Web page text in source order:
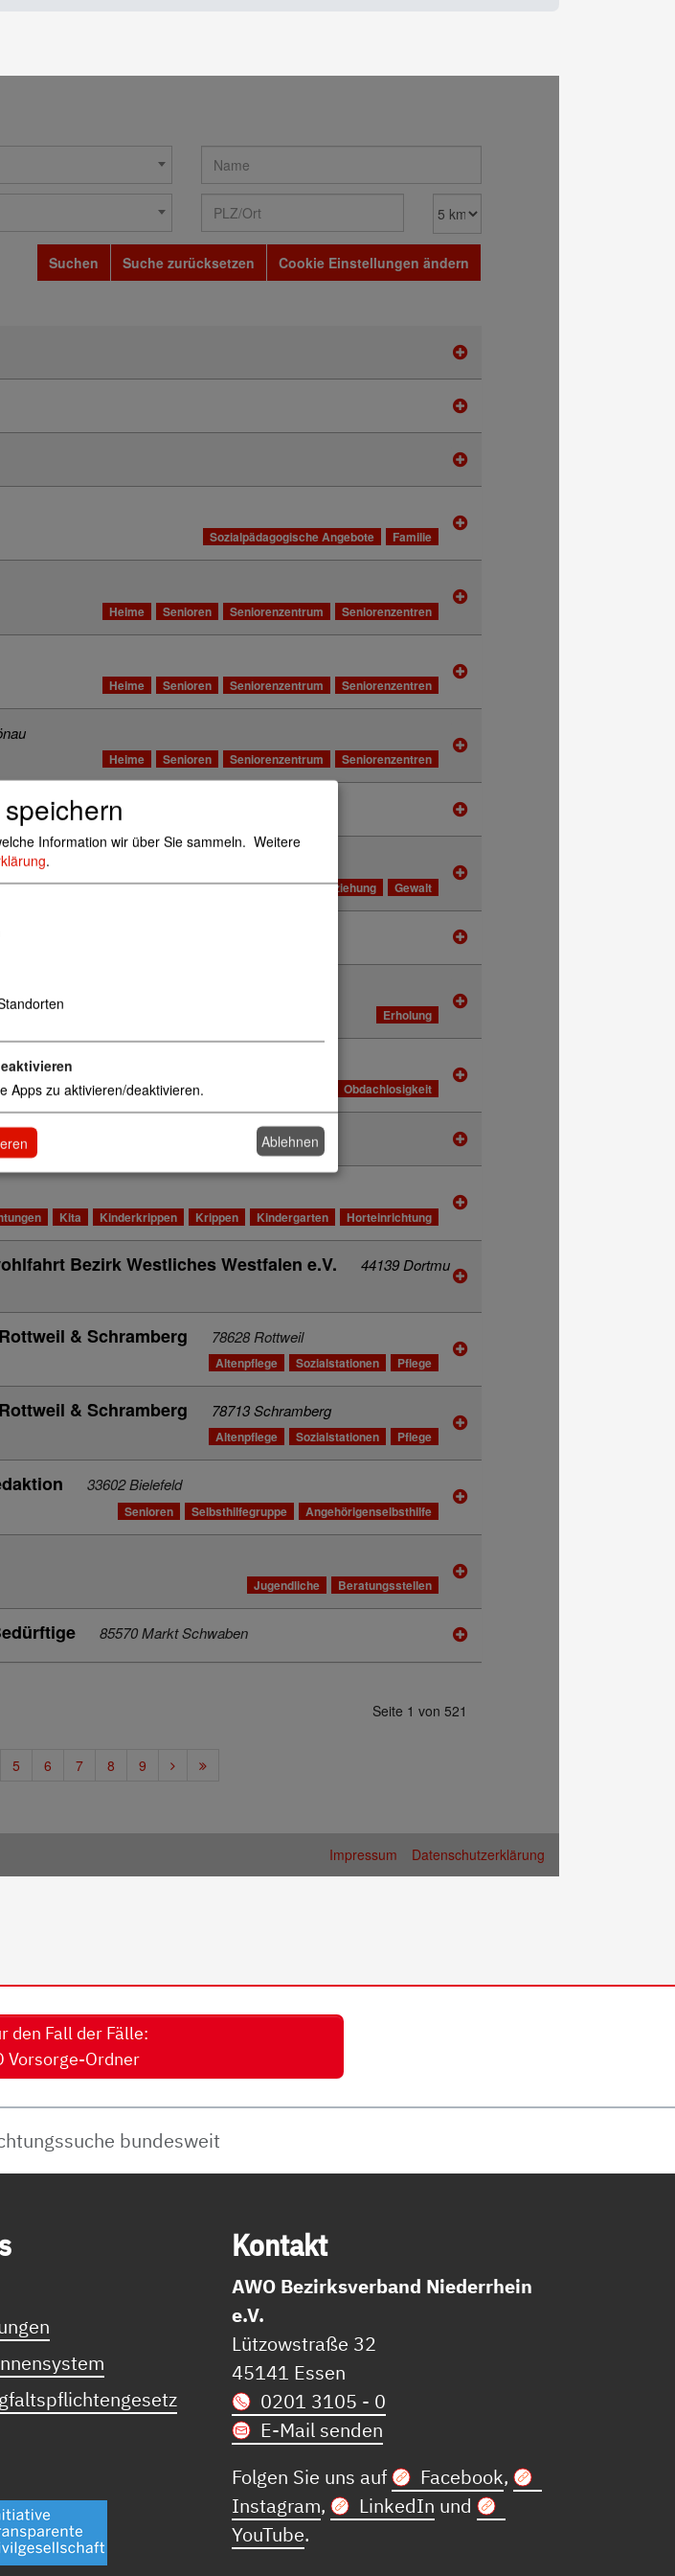
den Fall der Fälle:
Vorsorge-Ordner
bundesweit
Kon­takt
AWO Bezirksverband Niederrhein
e.V.
Lützowstraße 32
45141 Essen
0201 3105 - 0
E-Mail senden
Folgen Sie uns auf
Facebook,
Instagram, LinkedIn und
YouTube.